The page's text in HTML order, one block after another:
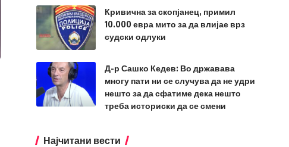
Кривична за скопјанец, примил
10.000 евра мито за да влијае врз
судски одлуки
Д-р Сашко Кедев: Во државава
многу пати ни се случува да не удри
нешто за да сфатиме дека нешто
треба историски да се смени
Најчитани вести